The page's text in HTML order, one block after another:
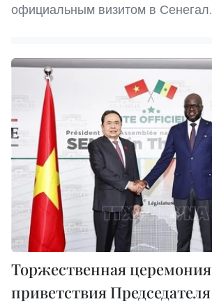
официальным визитом в Сенегал.
Торжественная церемония
приветствия Председателя